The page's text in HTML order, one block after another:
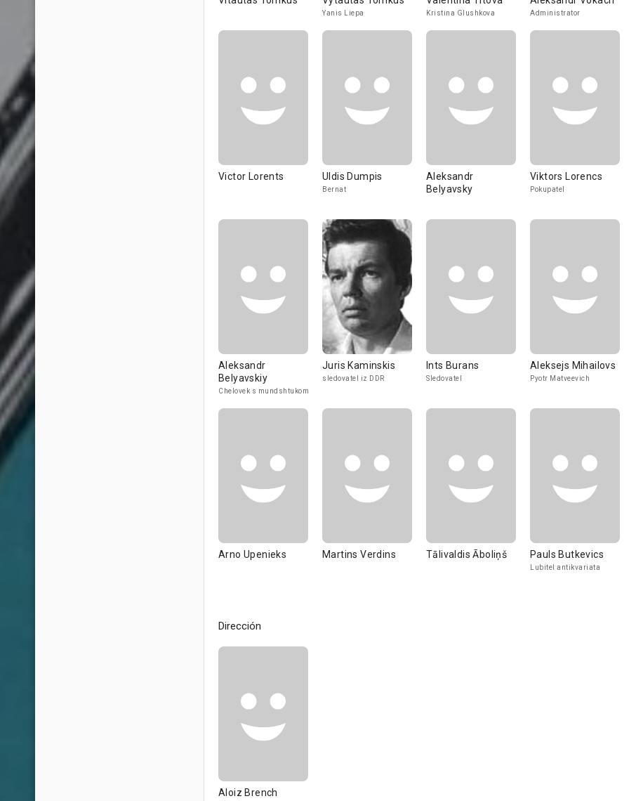
Yanis Liepa Kristina Glushkova Administrator
Victor Lorents Uldis Dumpis
Bernat
Aleksandr
Belyavsky
Viktors Lorencs
Pokupatel
Aleksandr
Belyavskiy
Chelovek s mundshtukom
Juris Kaminskis
sledovatel iz DDR
Ints Burans
Sledovatel
Aleksejs Mihailovs
Pyotr Matveevich
Arno Upenieks Martins Verdins Tālivaldis Āboliņš Pauls Butkevics
Lubitel antikvariata
Dirección
Aloiz Brench